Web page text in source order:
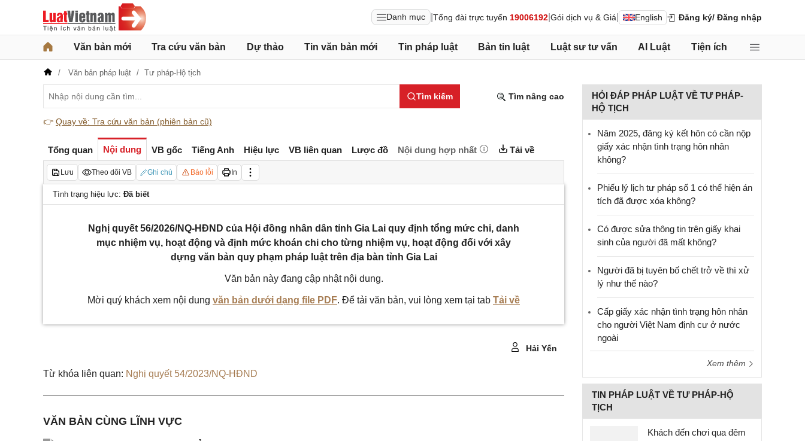
Danh mục Tổng đài trực tuyến 19006192 Gói dịch vụ & Giá English Đăng ký/ Đăng nhập
Văn bản mới Tra cứu văn bản Dự thảo Tin văn bản mới Tin pháp luật Bản tin luật Luật sư tư vấn AI Luật Tiện ích
Văn bản pháp luật Tư pháp-Hộ tịch
Tìm kiếm Tìm nâng cao
👉 Quay về: Tra cứu văn bản (phiên bản cũ)
Tổng quan Nội dung VB gốc Tiếng Anh Hiệu lực VB liên quan Lược đồ Nội dung hợp nhất Tải về
Lưu Theo dõi VB Ghi chú Báo lỗi In
Tình trạng hiệu lực: Đã biết
Nghị quyết 56/2026/NQ-HĐND của Hội đồng nhân dân tỉnh Gia Lai quy định tổng mức chi, danh
mục nhiệm vụ, hoạt động và định mức khoán chi cho từng nhiệm vụ, hoạt động đối với xây
dựng văn bản quy phạm pháp luật trên địa bàn tỉnh Gia Lai
Văn bản này đang cập nhật nội dung.
Mời quý khách xem nội dung văn bản dưới dạng file PDF. Để tải văn bản, vui lòng xem tại tab Tải về
Hải Yến
Từ khóa liên quan: Nghị quyết 54/2023/NQ-HĐND
VĂN BẢN CÙNG LĨNH VỰC
HỎI ĐÁP PHÁP LUẬT VỀ TƯ PHÁP-
HỘ TỊCH
Năm 2025, đăng ký kết hôn có cần nộp
giấy xác nhận tình trạng hôn nhân
không?
Phiếu lý lịch tư pháp số 1 có thể hiện án
tích đã được xóa không?
Có được sửa thông tin trên giấy khai
sinh của người đã mất không?
Người đã bị tuyên bố chết trở về thì xử
lý như thế nào?
Cấp giấy xác nhận tình trạng hôn nhân
cho người Việt Nam định cư ở nước
ngoài
Xem thêm
TIN PHÁP LUẬT VỀ TƯ PHÁP-HỘ
TỊCH
Khách đến chơi qua đêm